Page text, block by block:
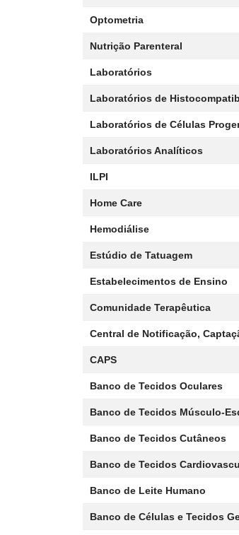
Optometria
Nutrição Parenteral
Laboratórios
Laboratórios de
Laboratórios de Células
Laboratórios Analíticos
ILPI
Home Care
Hemodiálise
Estúdio de Tatuagem
Estabelecimentos de Ensino
Comunidade Terapêutica
Central de Notificação,
CAPS
Banco de Tecidos Oculares
Banco de Tecidos Músculo-
Banco de Tecidos Cutâneos
Banco de Tecidos
Banco de Leite Humano
Banco de Células e Tecidos